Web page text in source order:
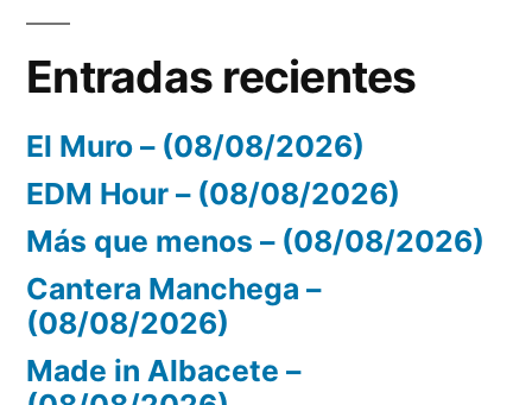
Entradas recientes
El Muro – (08/08/2026)
EDM Hour – (08/08/2026)
Más que menos – (08/08/2026)
Cantera Manchega –
(08/08/2026)
Made in Albacete –